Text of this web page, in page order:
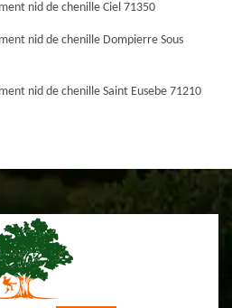
nid de chenille Ciel 71350
nid de chenille Dompierre Sous
nid de chenille Saint Eusebe 71210